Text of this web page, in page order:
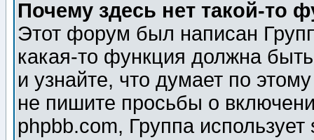
Почему здесь нет такой-то
Этот форум был написан
какая-то функция должна
и узнайте, что думает по
не пишите просьбы о
phpbb.com, Группа